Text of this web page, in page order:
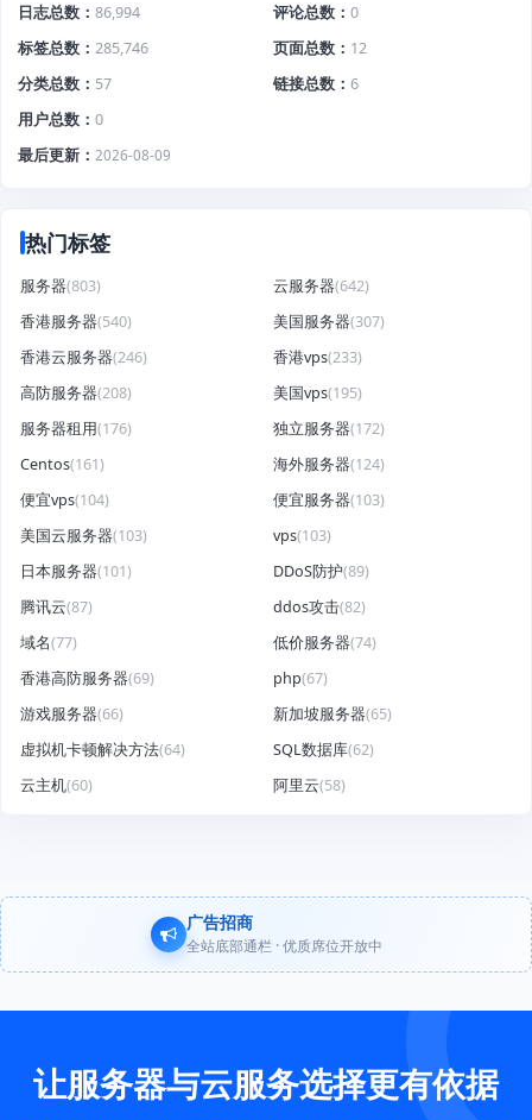
日志总数 86,994 评论总数
0
标签总数
285,746 页面总数
12
分类总数
57 链接总数
6
用户总数
0
最后更新
2026-08-09
热门标签
服务器(803) 云服务器(642)
香港服务器(540) 美国服务器(307)
香港云服务器(246) 香港vps(233)
高防服务器(208) 美国vps(195)
服务器租用(176) 独立服务器(172)
Centos(161) 海外服务器(124)
便宜vps(104) 便宜服务器(103)
美国云服务器(103) vps(103)
日本服务器(101) DDoS防护(89)
腾讯云(87) ddos攻击(82)
域名(77) 低价服务器(74)
香港高防服务器(69) php(67)
游戏服务器(66) 新加坡服务器(65)
虚拟机卡顿解决方法(64) SQL数据库(62)
云主机(60) 阿里云(58)
广告招商
全站底部通栏 · 优质席位开放中
让服务器与云服务选择更有依据